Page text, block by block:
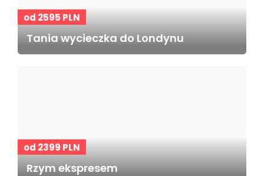
od 2595 PLN
Tania wycieczka do Londynu
od 2399 PLN
Rzym ekspresem